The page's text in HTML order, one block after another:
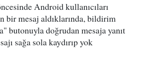
Android kullanıcıları
bir mesaj aldıklarında, bildirim
butonuyla doğrudan mesaja yanıt
sağa sola kaydırıp yok